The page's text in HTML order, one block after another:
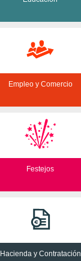
Empleo y Comercio
Festejos
Hacienda y Contratación